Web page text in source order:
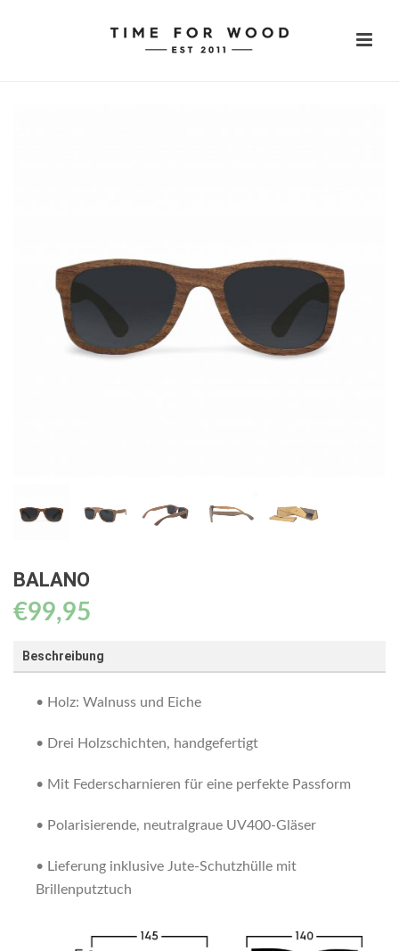
BALANO
€99,95
Beschreibung
• Holz: Walnuss und Eiche
• Drei Holzschichten, handgefertigt
• Mit Federscharnieren für eine perfekte Passform
• Polarisierende, neutralgraue UV400-Gläser
• Lieferung inklusive Jute-Schutzhülle mit
Brillenputztuch